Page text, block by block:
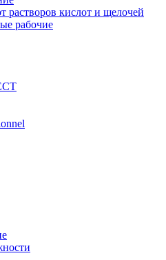
растворов кислот и щелочей
рабочие